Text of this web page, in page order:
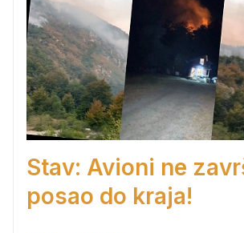
Stav: Avioni ne
posao do kraja!